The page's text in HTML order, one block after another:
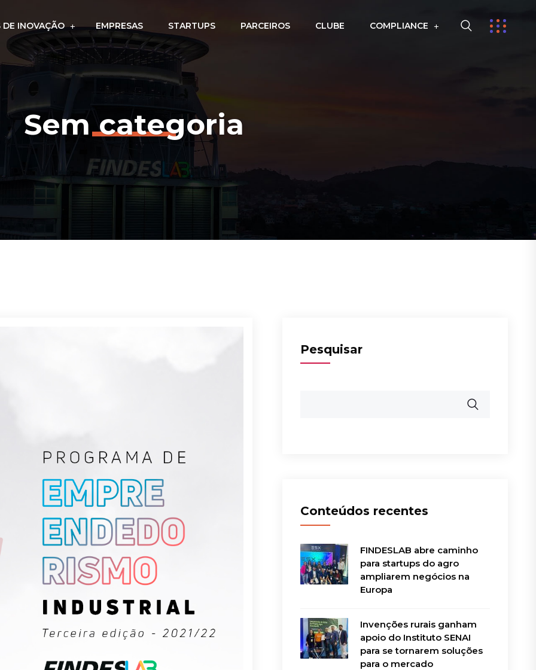
DE INOVAÇÃO EMPRESAS STARTUPS PARCEIROS CLUBE COMPLIANCE
Sem categoria
Pesquisar
Conteúdos recentes
FINDESLAB abre caminho
para startups do agro
ampliarem negócios na
Europa
Invenções rurais ganham
apoio do Instituto SENAI
para se tornarem soluções
para o mercado